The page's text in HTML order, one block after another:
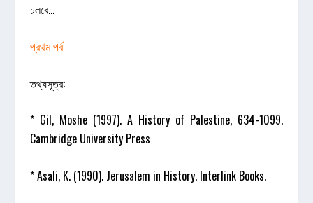
চলবে…
প্রথম পর্ব
তথ্যসূত্র:
* Gil, Moshe (1997). A History of Palestine, 634-1099.
Cambridge University Press
* Asali, K. (1990). Jerusalem in History. Interlink Books.